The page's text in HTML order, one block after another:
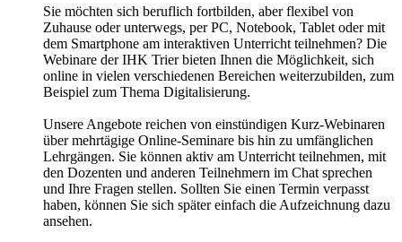
Sie möchten sich beruflich fortbilden, aber flexibel von
Zuhause oder unterwegs, per PC, Notebook, Tablet oder mit
dem Smartphone am interaktiven Unterricht teilnehmen? Die
Webinare der IHK Trier bieten Ihnen die Möglichkeit, sich
online in vielen verschiedenen Bereichen weiterzubilden, zum
Beispiel zum Thema Digitalisierung.
Unsere Angebote reichen von einstündigen Kurz-Webinaren
über mehrtägige Online-Seminare bis hin zu umfänglichen
Lehrgängen. Sie können aktiv am Unterricht teilnehmen, mit
den Dozenten und anderen Teilnehmern im Chat sprechen
und Ihre Fragen stellen. Sollten Sie einen Termin verpasst
haben, können Sie sich später einfach die Aufzeichnung dazu
ansehen.